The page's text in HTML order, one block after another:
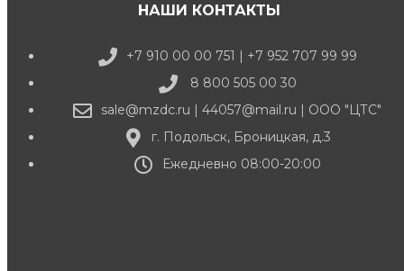
НАШИ КОНТАКТЫ
+7 910 00 00 751 | +7 952 707 99 99
8 800 505 00 30
sale@mzdc.ru | 44057@mail.ru | ООО "ЦТС"
г. Подольск, Броницкая, д.3
Ежедневно 08:00-20:00